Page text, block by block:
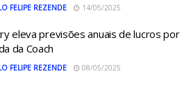
FELIPE REZENDE 14/05/2025
eleva previsões anuais de lucros por
da Coach
FELIPE REZENDE 08/05/2025